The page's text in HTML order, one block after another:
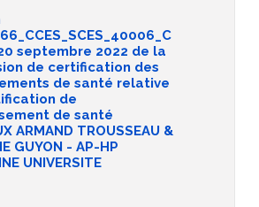
septembre 2022 de la
de certification des
de santé relative
de
de santé
ARMAND TROUSSEAU &
GUYON - AP-HP
UNIVERSITE